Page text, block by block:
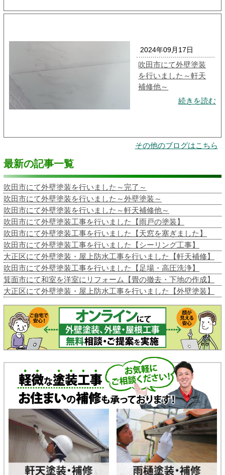
2024年09月17日
吹田市にて外壁塗装
を行いました～軒天
補修他～
続きを読む
その他のブログはこちら
最新の記事一覧
吹田市にて外壁塗装を行いました～完了～
吹田市にて外壁塗装を行いました～外壁塗装～
吹田市にて外壁塗装を行いました～軒天補修他～
吹田市にて外壁塗装工事を行いました【雨戸の塗装】
吹田市にて外壁塗装工事を行いました【天窓を塞ぎました】
吹田市にて外壁塗装工事を行いました【シーリング工事】
大正区にて外壁塗装・屋上防水工事を行いました【軒天補修】
吹田市にて外壁塗装工事を行いました【足場・高圧洗浄】
箕面市にて和室を洋室にリフォーム【畳の撤去・下地の作成】
大正区にて外壁塗装・屋上防水工事を行いました【外壁塗装】